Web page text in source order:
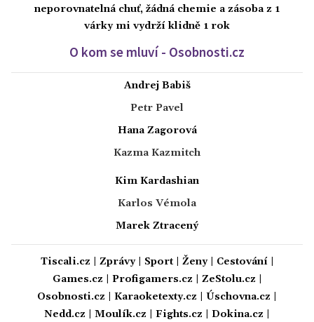
neporovnatelná chuť, žádná chemie a zásoba z 1
várky mi vydrží klidně 1 rok
O kom se mluví - Osobnosti.cz
Andrej Babiš
Petr Pavel
Hana Zagorová
Kazma Kazmitch
Kim Kardashian
Karlos Vémola
Marek Ztracený
Tiscali.cz Zprávy| Sport| Ženy| Cestování|
Games.cz
Profigamers.cz ZeStolu.cz
Osobnosti.cz
Karaoketexty.cz Úschovna.cz
Nedd.cz
Moulík.cz Fights.cz Dokina.cz